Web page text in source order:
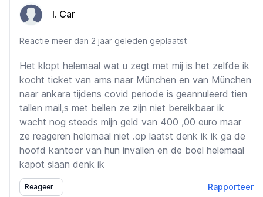
I. Car
Reactie meer dan 2 jaar geleden geplaatst
Het klopt helemaal wat u zegt met mij is het zelfde ik
kocht ticket van ams naar München en van München
naar ankara tijdens covid periode is geannuleerd tien
tallen mail,s met bellen ze zijn niet bereikbaar ik
wacht nog steeds mijn geld van 400 ,00 euro maar
ze reageren helemaal niet .op laatst denk ik ik ga de
hoofd kantoor van hun invallen en de boel helemaal
kapot slaan denk ik
Reageer Rapporteer